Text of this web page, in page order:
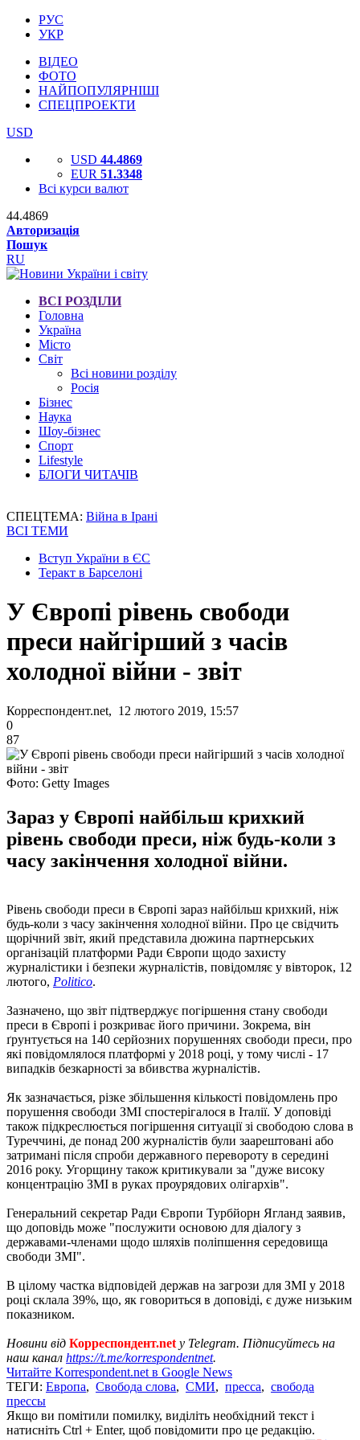
РУС
УКР
ВІДЕО
ФОТО
НАЙПОПУЛЯРНІШІ
СПЕЦПРОЕКТИ
USD
USD 44.4869
EUR 51.3348
Всі курси валют
44.4869
Авторизація
Пошук
RU
ВСІ РОЗДІЛИ
Головна
Україна
Місто
Світ
Всі новини розділу
Росія
Бізнес
Наука
Шоу-бізнес
Спорт
Lifestyle
БЛОГИ ЧИТАЧІВ
СПЕЦТЕМА: Війна в Ірані
ВСІ ТЕМИ
Вступ України в ЄС
Теракт в Барселоні
У Європі рівень свободи
преси найгірший з часів
холодної війни - звіт
Корреспондент.net, 12 лютого 2019, 15:57
0
87
Фото: Getty Images
Зараз у Європі найбільш крихкий
рівень свободи преси, ніж будь-коли з
часу закінчення холодної війни.
Рівень свободи преси в Європі зараз найбільш крихкий, ніж
будь-коли з часу закінчення холодної війни. Про це свідчить
щорічний звіт, який представила дюжина партнерських
організацій платформи Ради Європи щодо захисту
журналістики і безпеки журналістів, повідомляє у вівторок, 12
лютого, Politico.
Зазначено, що звіт підтверджує погіршення стану свободи
преси в Європі і розкриває його причини. Зокрема, він
ґрунтується на 140 серйозних порушеннях свободи преси, про
які повідомлялося платформі у 2018 році, у тому числі - 17
випадків безкарності за вбивства журналістів.
Як зазначається, різке збільшення кількості повідомлень про
порушення свободи ЗМІ спостерігалося в Італії. У доповіді
також підкреслюється погіршення ситуації зі свободою слова в
Туреччині, де понад 200 журналістів були заарештовані або
затримані після спроби державного перевороту в середині
2016 року. Угорщину також критикували за "дуже високу
концентрацію ЗМІ в руках проурядових олігархів".
Генеральний секретар Ради Європи Турбйорн Ягланд заявив,
що доповідь може "послужити основою для діалогу з
державами-членами щодо шляхів поліпшення середовища
свободи ЗМІ".
В цілому частка відповідей держав на загрози для ЗМІ у 2018
році склала 39%, що, як говориться в доповіді, є дуже низьким
показником.
Новини від Корреспондент.net у Telegram. Підписуйтесь на
наш канал https://t.me/korrespondentnet.
Читайте Korrespondent.net в Google News
ТЕГИ: Европа, Свобода слова, СМИ, пресса, свобода
прессы
Якщо ви помітили помилку, виділіть необхідний текст і
натисніть Ctrl + Enter, щоб повідомити про це редакцію.